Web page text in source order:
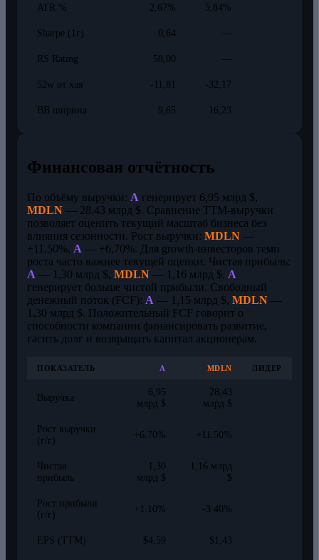
ATR % 2,67% 5,84%
Sharpe (1г) 0,64 —
RS Rating 58,00 —
52w от хая -11,81 -32,17
BB ширина 9,65 16,23
Финансовая отчётность
По объёму выручки: A генерирует 6,95 млрд $,
MDLN — 28,43 млрд $. Сравнение TTM-выручки
позволяет оценить текущий масштаб бизнеса без
влияния сезонности. Рост выручки: MDLN —
+11,50%, A — +6,70%. Для growth-инвесторов темп
роста часто важнее текущей оценки. Чистая прибыль:
A — 1,30 млрд $, MDLN — 1,16 млрд $. A
генерирует больше чистой прибыли. Свободный
денежный поток (FCF): A — 1,15 млрд $, MDLN —
1,30 млрд $. Положительный FCF говорит о
способности компании финансировать развитие,
гасить долг и возвращать капитал акционерам.
ПОКАЗАТЕЛЬ A MDLN ЛИДЕР
Выручка
6,95
млрд $
28,43
млрд $
Рост выручки
(г/г)
+6.70% +11.50%
Чистая
прибыль
1,30
млрд $
1,16 млрд
$
Рост прибыли
(г/г)
+1.10% -3.40%
EPS (TTM) $4,59 $1,43